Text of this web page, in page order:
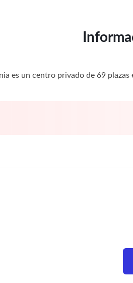
es un centro privado de 69